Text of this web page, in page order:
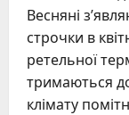
Весняні
строчки в
ретельної
тримаються
клімату